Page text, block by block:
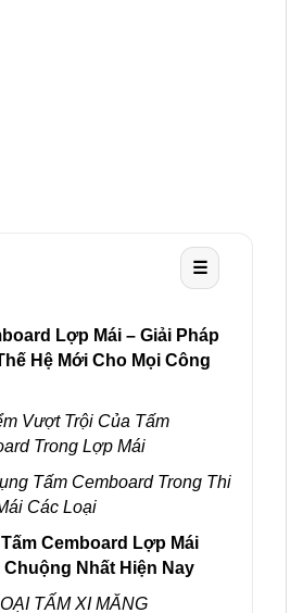
☰
Lợp Mái – Giải Pháp
Hệ Mới Cho Mọi Công
Vượt Trội Của Tấm
Trong Lợp Mái
Tấm Cemboard Trong Thi
Các Loại
Cemboard Lợp Mái
Nhất Hiện Nay
TẤM XI MĂNG